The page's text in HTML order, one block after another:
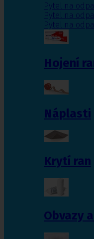
Pytel na
Pytel na
Pytel na
Hojení
Náplasti
Krytí ran
Obvazy